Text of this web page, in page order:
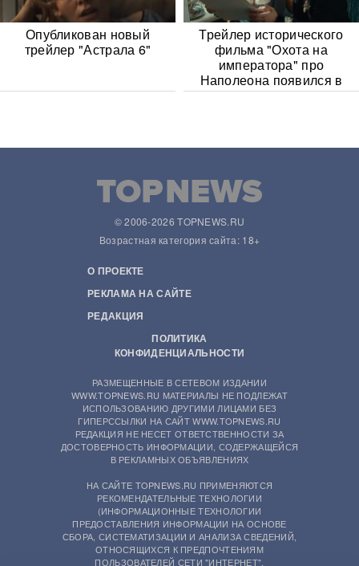
Опубликован новый
трейлер "Астрала 6"
Трейлер исторического
фильма "Охота на
императора" про
Наполеона появился в
Сети
© 2006-2026 TOPNEWS.RU
Возрастная категория сайта: 18+
О ПРОЕКТЕ
РЕКЛАМА НА САЙТЕ
РЕДАКЦИЯ
ПОЛИТИКА
КОНФИДЕНЦИАЛЬНОСТИ
РАЗМЕЩЕННЫЕ В СЕТЕВОМ ИЗДАНИИ
WWW.TOPNEWS.RU МАТЕРИАЛЫ НЕ ПОДЛЕЖАТ
ИСПОЛЬЗОВАНИЮ ДРУГИМИ ЛИЦАМИ БЕЗ
ГИПЕРССЫЛКИ НА САЙТ WWW.TOPNEWS.RU
РЕДАКЦИЯ НЕ НЕСЕТ ОТВЕТСТВЕННОСТИ ЗА
ДОСТОВЕРНОСТЬ ИНФОРМАЦИИ, СОДЕРЖАЩЕЙСЯ
В РЕКЛАМНЫХ ОБЪЯВЛЕНИЯХ
НА САЙТЕ TOPNEWS.RU ПРИМЕНЯЮТСЯ
РЕКОМЕНДАТЕЛЬНЫЕ ТЕХНОЛОГИИ
(ИНФОРМАЦИОННЫЕ ТЕХНОЛОГИИ
ПРЕДОСТАВЛЕНИЯ ИНФОРМАЦИИ НА ОСНОВЕ
СБОРА, СИСТЕМАТИЗАЦИИ И АНАЛИЗА СВЕДЕНИЙ,
ОТНОСЯЩИХСЯ К ПРЕДПОЧТЕНИЯМ
ПОЛЬЗОВАТЕЛЕЙ СЕТИ "ИНТЕРНЕТ",